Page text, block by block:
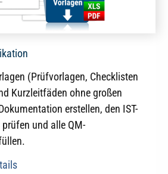
(Prüfvorlagen, Checklisten
Kurzleitfäden ohne großen
erstellen, den IST-
und alle QM-